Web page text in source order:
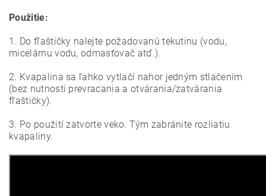
Použitie:
1. Do fľaštičky nalejte požadovanú tekutinu (vodu,
micelárnu vodu, odmasťovač atď.).
2. Kvapalina sa ľahko vytlačí nahor jedným stlačením
(bez nutnosti prevracania a otvárania/zatvárania
fľaštičky).
3. Po použití zatvorte veko. Tým zabránite rozliatiu
kvapaliny.